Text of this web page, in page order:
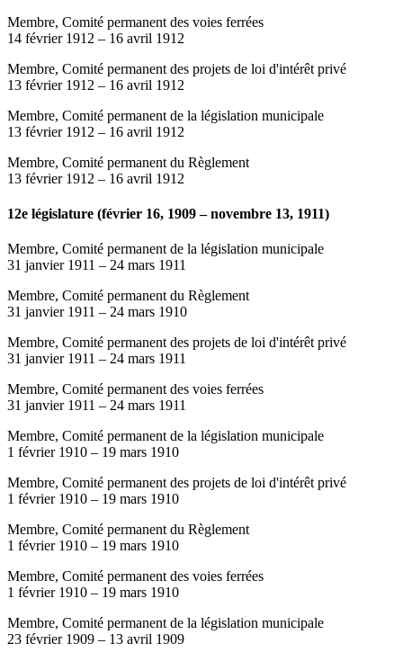
Membre, Comité permanent des voies ferrées
14 février 1912 – 16 avril 1912
Membre, Comité permanent des projets de loi d'intérêt privé
13 février 1912 – 16 avril 1912
Membre, Comité permanent de la législation municipale
13 février 1912 – 16 avril 1912
Membre, Comité permanent du Règlement
13 février 1912 – 16 avril 1912
12e législature (février 16, 1909 – novembre 13, 1911)
Membre, Comité permanent de la législation municipale
31 janvier 1911 – 24 mars 1911
Membre, Comité permanent du Règlement
31 janvier 1911 – 24 mars 1910
Membre, Comité permanent des projets de loi d'intérêt privé
31 janvier 1911 – 24 mars 1911
Membre, Comité permanent des voies ferrées
31 janvier 1911 – 24 mars 1911
Membre, Comité permanent de la législation municipale
1 février 1910 – 19 mars 1910
Membre, Comité permanent des projets de loi d'intérêt privé
1 février 1910 – 19 mars 1910
Membre, Comité permanent du Règlement
1 février 1910 – 19 mars 1910
Membre, Comité permanent des voies ferrées
1 février 1910 – 19 mars 1910
Membre, Comité permanent de la législation municipale
23 février 1909 – 13 avril 1909